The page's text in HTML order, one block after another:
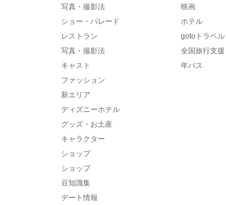
写真・撮影法
ショー・パレード
レストラン
写真・撮影法
キャスト
ファッション
新エリア
ディズニーホテル
グッズ・お土産
キャラクター
ショップ
ショップ
豆知識集
デート情報
映画
ホテル
gotoトラベル
全国旅行支援
年パス